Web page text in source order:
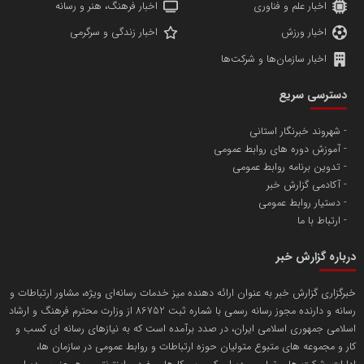
پایگاه اطلاع رسانی اعتلای نهادهای مردمی
تامین آهن اسفنجی تولیدکنندگان فولاد در کشور
تریبون
انتشار گسترده محتوا در رسانه گزارش خبر
مسعودصادقی
اخبار علم و فناوری
اخبار فرهنگ، هنر و رسانه
اخبار ورزش
اخبار زندگی و سرگرمی
اخبار سازمان‌ها و شرکت‌ها
دسترسی سریع
شهروند خبرنگار استانی
آموزش دوره های روابط عمومی
تدوین برنامه روابط عمومی
آکادمی گزارش خبر
دستیار روابط عمومی
ارتباط با ما
درباره گزارش خبر
خبرگزاری گزارش خبر به عنوان ارائه دهنده میز خدمات رسانه‌ای ویژه، مشاور ارتباطات و
رسانه و دارنده مجوز رسانه رسمی با شماره ثبت 86752 از وزارت محترم فرهنگ و ارشاد
اسلامی جمهوری اسلامی ایران، در صدد برآمده است که به نیازهای رسانه ای کسب و
کار و مجموعه های متبوع متولیان حوزه ارتباطات و روابط عمومی در سازمان ها،